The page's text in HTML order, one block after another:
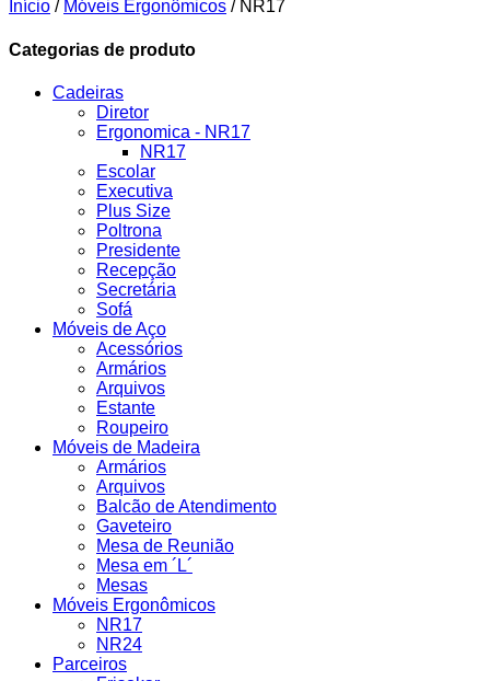
Início / Móveis Ergonômicos / NR17
Categorias de produto
Cadeiras
Diretor
Ergonomica - NR17
NR17
Escolar
Executiva
Plus Size
Poltrona
Presidente
Recepção
Secretária
Sofá
Móveis de Aço
Acessórios
Armários
Arquivos
Estante
Roupeiro
Móveis de Madeira
Armários
Arquivos
Balcão de Atendimento
Gaveteiro
Mesa de Reunião
Mesa em ´L´
Mesas
Móveis Ergonômicos
NR17
NR24
Parceiros